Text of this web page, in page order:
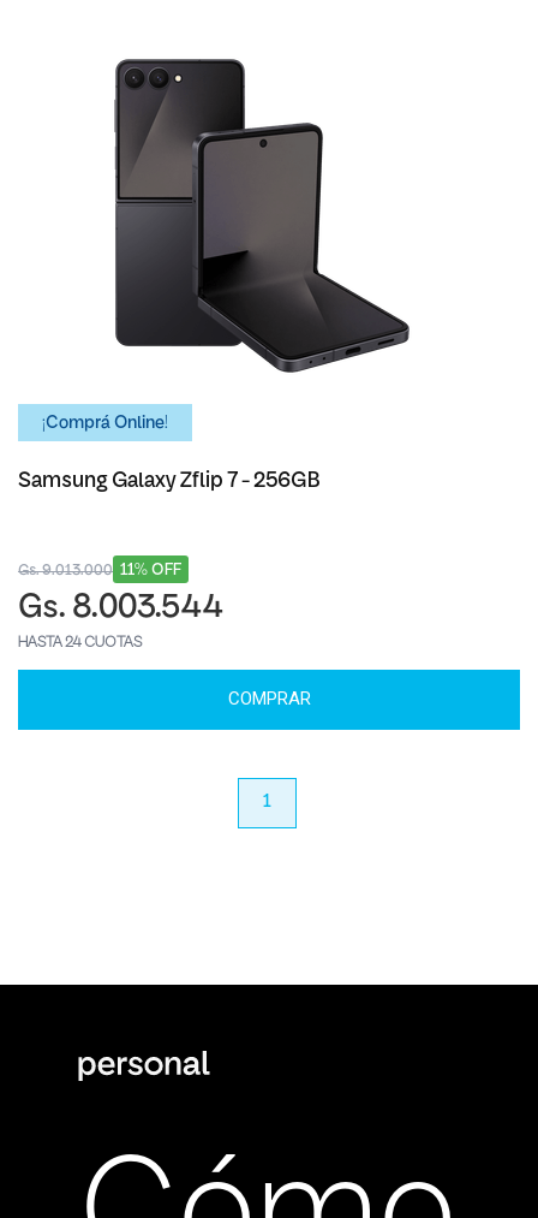
¡Comprá Online!
Samsung Galaxy Zflip 7 - 256GB
11% OFF
Gs. 9.013.000
Gs. 8.003.544
HASTA 24 CUOTAS
COMPRAR
1